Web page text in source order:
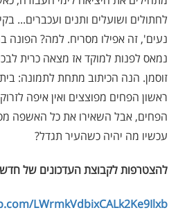
לחתולים ושועלים ותנים ועכברים...
נעים', זה אפילו מסריח. למה? הפונה
נמאס לפנות למוקד אז מצאה כרית
ראשון הפחים מפוצצים ואין איפה
הפחים, אבל השאירו את כל האשפה
עכשיו מה יהיה כשהעיר תגדל?
להצטרפות לקבוצת העדכונים של
LWrmkVdbixCALk2Ke9Ilxb